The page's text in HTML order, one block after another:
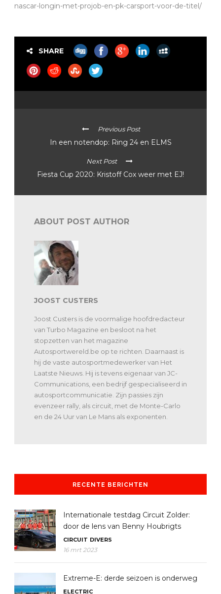
nascar-longin-met-projob-en-pk-carsport-voor-de-titel/
SHARE
Previous Post
In een notendop: Ring 24 en ELMS
Next Post
Fiesta Cup 2020: Kristoff Cox weer met EJ!
ABOUT POST AUTHOR
JOOST CUSTERS
Joost Custers is de voormalige hoofdredacteur
van Turbo Magazine en besloot na het
stopzetten van het magazine
Autosportwereld.be op te richten. Daarnaast is
hij de vaste autosportmedewerker van Het
Laatste Nieuws. Hij is tevens eigenaar van JC-
Communications, een bedrijf gespecialiseerd in
autosportcommunicatie. Zijn passies zijn
evenzeer rally, als circuit, met de Monte-Carlo
en de 24 Uur van Le Mans als exponenten.
RECENTE BERICHTEN
Internationale testdag Circuit Zolder:
door de lens van Benny Houbrigts
CIRCUIT DIVERS
16 mrt 2023
Extreme-E: derde seizoen is onderweg
ELECTRIC